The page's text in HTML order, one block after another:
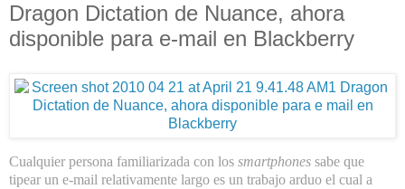
Dragon Dictation de Nuance, ahora
disponible para e-mail en Blackberry
Cualquier persona familiarizada con los smartphones sabe que
tipear un e-mail relativamente largo es un trabajo arduo el cual a